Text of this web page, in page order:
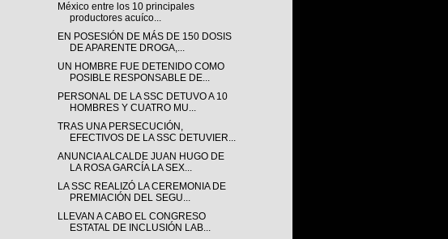
México entre los 10 principales
productores acuíco...
EN POSESIÓN DE MÁS DE 150 DOSIS
DE APARENTE DROGA,...
UN HOMBRE FUE DETENIDO COMO
POSIBLE RESPONSABLE DE...
PERSONAL DE LA SSC DETUVO A 10
HOMBRES Y CUATRO MU...
TRAS UNA PERSECUCIÓN,
EFECTIVOS DE LA SSC DETUVIER...
ANUNCIA ALCALDE JUAN HUGO DE
LA ROSA GARCÍA LA SEX...
LA SSC REALIZÓ LA CEREMONIA DE
PREMIACIÓN DEL SEGU...
LLEVAN A CABO EL CONGRESO
ESTATAL DE INCLUSIÓN LAB...